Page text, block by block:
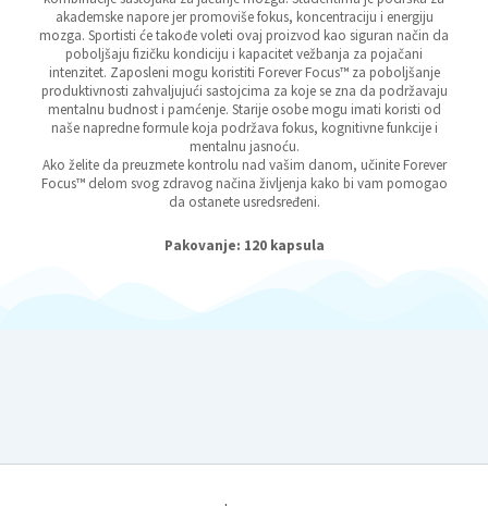
akademske napore jer promoviše fokus, koncentraciju i energiju
mozga. Sportisti će takođe voleti ovaj proizvod kao siguran način da
poboljšaju fizičku kondiciju i kapacitet vežbanja za pojačani
intenzitet. Zaposleni mogu koristiti Forever Focus™ za poboljšanje
produktivnosti zahvaljujući sastojcima za koje se zna da podržavaju
mentalnu budnost i pamćenje. Starije osobe mogu imati koristi od
naše napredne formule koja podržava fokus, kognitivne funkcije i
mentalnu jasnoću.
Ako želite da preuzmete kontrolu nad vašim danom, učinite Forever
Focus™ delom svog zdravog načina življenja kako bi vam pomogao
da ostanete usredsređeni.
Pakovanje: 120 kapsula